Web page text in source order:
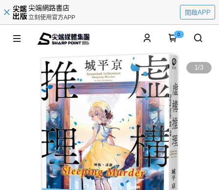
尖端網路書店
立刻使用官方APP
開啟APP
0
1/3